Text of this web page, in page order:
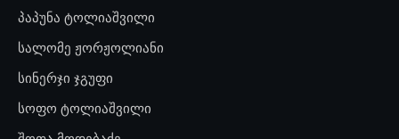
პაპუნა ტოლიაშვილი
სალომე ჟორჟოლიანი
სინერჯი ჯგუფი
სოფო ტოლიაშვილი